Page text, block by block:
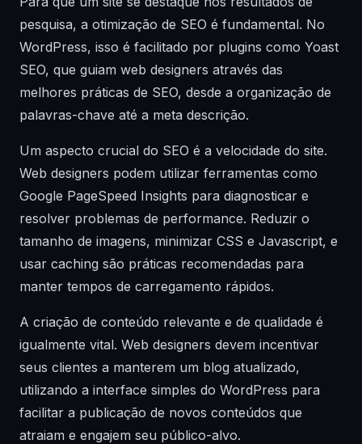
pesquisa, a otimização de SEO é fundamental. No
WordPress, isso é facilitado por plugins como Yoast
SEO, que guiam web designers através das
melhores práticas de SEO, desde a organização de
palavras-chave até a meta descrição.
Um aspecto crucial do SEO é a velocidade do site.
Web designers podem utilizar ferramentas como
Google PageSpeed Insights para diagnosticar e
resolver problemas de performance. Reduzir o
tamanho de imagens, minimizar CSS e Javascript, e
usar caching são práticas recomendadas para
manter tempos de carregamento rápidos.
A criação de conteúdo relevante e de qualidade é
igualmente vital. Web designers devem incentivar
seus clientes a manterem um blog atualizado,
utilizando a interface simples do WordPress para
facilitar a publicação de novos conteúdos que
atraiam e engajem seu público-alvo.